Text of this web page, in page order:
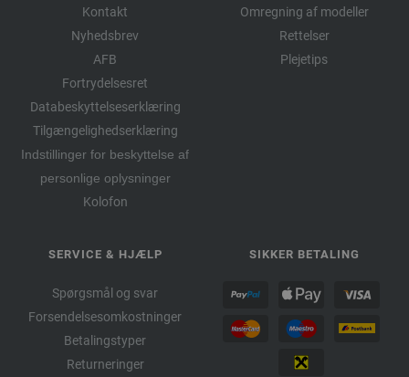
Kontakt
Nyhedsbrev
AFB
Fortrydelsesret
Databeskyttelseserklæring
Tilgængelighedserklæring
Indstillinger for beskyttelse af
personlige oplysninger
Kolofon
Omregning af modeller
Rettelser
Plejetips
SERVICE & HJÆLP
Spørgsmål og svar
Forsendelsesomkostninger
Betalingstyper
Returneringer
SIKKER BETALING